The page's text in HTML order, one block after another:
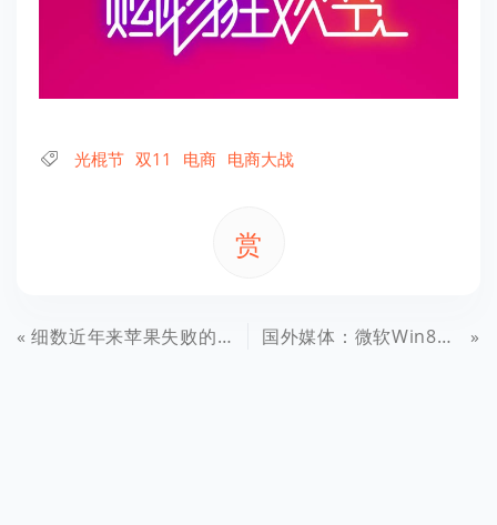
光棍节 双11 电商 电商大战
赏
细数近年来苹果失败的产品 蓝牙耳机上榜 国外媒体：微软Win8默认配置可挫败85%的恶意软件攻击